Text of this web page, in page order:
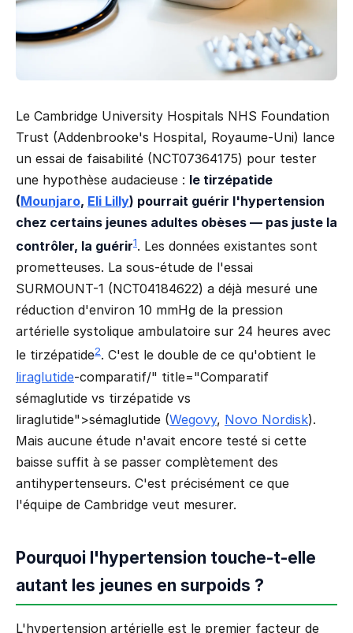
Le Cambridge University Hospitals NHS Foundation
Trust (Addenbrooke's Hospital, Royaume-Uni) lance
un essai de faisabilité (NCT07364175) pour tester
une hypothèse audacieuse : le tirzépatide
(Mounjaro, Eli Lilly) pourrait guérir l'hypertension
chez certains jeunes adultes obèses — pas juste la
contrôler, la guérir1. Les données existantes sont
prometteuses. La sous-étude de l'essai
SURMOUNT-1 (NCT04184622) a déjà mesuré une
réduction d'environ 10 mmHg de la pression
artérielle systolique ambulatoire sur 24 heures avec
le tirzépatide2. C'est le double de ce qu'obtient le
liraglutide-comparatif/" title="Comparatif
sémaglutide vs tirzépatide vs
liraglutide">sémaglutide (Wegovy, Novo Nordisk).
Mais aucune étude n'avait encore testé si cette
baisse suffit à se passer complètement des
antihypertenseurs. C'est précisément ce que
l'équipe de Cambridge veut mesurer.
Pourquoi l'hypertension touche-t-elle
autant les jeunes en surpoids ?
L'hypertension artérielle est le premier facteur de